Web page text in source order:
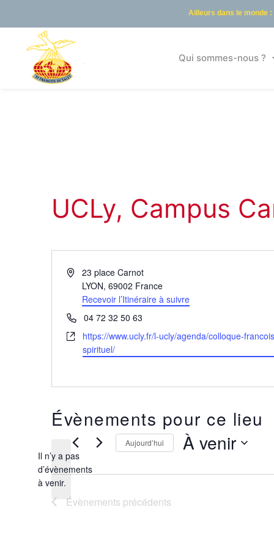
Ailleurs dans le monde :
Qui sommes-nous ?
UCLy, Campus
Adresse23 place Carnot
LYON, 69002 France
Recevoir l’Itinéraire à suivre
Téléphone
04 72 32 50 63
Site
https://www.ucly.fr/l-ucly/agenda/colloque-
spirituel/
Évènements pour ce lieu
Notice
Il n’y a pas
d’évènements
à venir.
Aujourd’hui À venir
date.
Évènements précédents